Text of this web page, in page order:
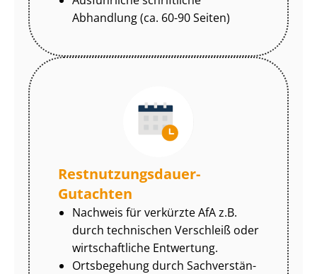
Abhandlung (ca. 60-90 Seiten)
Rest­nut­zungs­dau­er-
Gutachten
Nachweis für verkürzte AfA z.B.
durch technischen Verschleiß oder
wirtschaftliche Entwertung.
Ortsbegehung durch Sach­ver­stän­